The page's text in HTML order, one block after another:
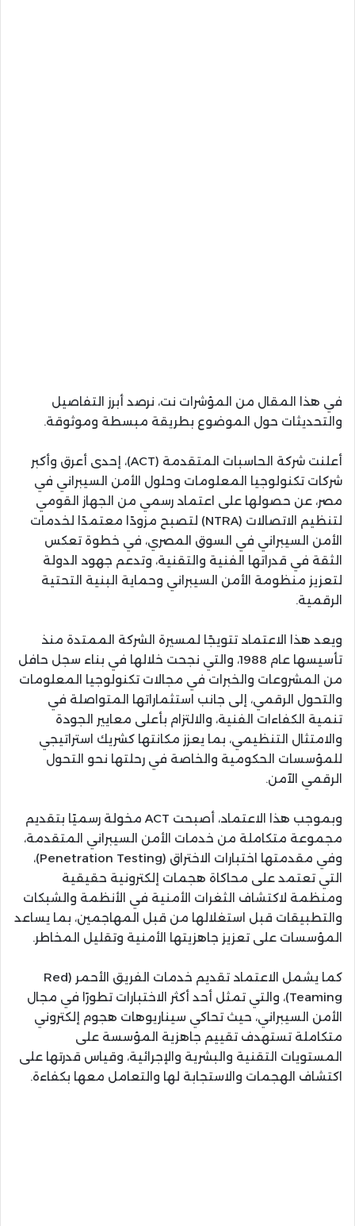
في هذا المقال من المؤشرات نت، نرصد أبرز التفاصيل
والتحديثات حول الموضوع بطريقة مبسطة وموثوقة.
أعلنت شركة الحاسبات المتقدمة (ACT)، إحدى أعرق وأكبر
شركات تكنولوجيا المعلومات وحلول الأمن السيبراني في
مصر، عن حصولها على اعتماد رسمي من الجهاز القومي
لتنظيم الاتصالات (NTRA) لتصبح مزودًا معتمدًا لخدمات
الأمن السيبراني في السوق المصري، في خطوة تعكس
الثقة في قدراتها الفنية والتقنية، وتدعم جهود الدولة
لتعزيز منظومة الأمن السيبراني وحماية البنية التحتية
الرقمية.
ويعد هذا الاعتماد تتويجًا لمسيرة الشركة الممتدة منذ
تأسيسها عام 1988، والتي نجحت خلالها في بناء سجل حافل
من المشروعات والخبرات في مجالات تكنولوجيا المعلومات
والتحول الرقمي، إلى جانب استثماراتها المتواصلة في
تنمية الكفاءات الفنية، والالتزام بأعلى معايير الجودة
والامتثال التنظيمي، بما يعزز مكانتها كشريك استراتيجي
للمؤسسات الحكومية والخاصة في رحلتها نحو التحول
الرقمي الآمن.
وبموجب هذا الاعتماد، أصبحت ACT مخولة رسميًا بتقديم
مجموعة متكاملة من خدمات الأمن السيبراني المتقدمة،
وفي مقدمتها اختبارات الاختراق (Penetration Testing)،
التي تعتمد على محاكاة هجمات إلكترونية حقيقية
ومنظمة لاكتشاف الثغرات الأمنية في الأنظمة والشبكات
والتطبيقات قبل استغلالها من قبل المهاجمين، بما يساعد
المؤسسات على تعزيز جاهزيتها الأمنية وتقليل المخاطر.
كما يشمل الاعتماد تقديم خدمات الفريق الأحمر (Red
Teaming)، والتي تمثل أحد أكثر الاختبارات تطورًا في مجال
الأمن السيبراني، حيث تحاكي سيناريوهات هجوم إلكتروني
متكاملة تستهدف تقييم جاهزية المؤسسة على
المستويات التقنية والبشرية والإجرائية، وقياس قدرتها على
اكتشاف الهجمات والاستجابة لها والتعامل معها بكفاءة.